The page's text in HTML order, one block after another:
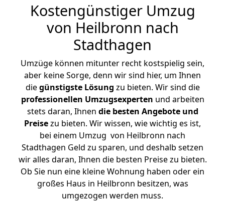
Kostengünstiger Umzug
von Heilbronn nach
Stadthagen
Umzüge können mitunter recht kostspielig sein,
aber keine Sorge, denn wir sind hier, um Ihnen
diegünstigste Lösung zu bieten. Wir sind die
professionellen Umzugsexperten und arbeiten
stets daran, Ihnen die besten Angebote und
Preisezu bieten. Wir wissen, wie wichtig es ist,
bei einem Umzug von Heilbronn nach
Stadthagen Geld zu sparen, und deshalb setzen
wir alles daran, Ihnen die besten Preise zu bieten.
Ob Sie nun eine kleine Wohnung haben oder ein
großes Haus in Heilbronn besitzen, was
umgezogen werden muss.